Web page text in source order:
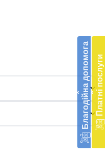
‹ Благодійна допомогав
‹ Платні послуги